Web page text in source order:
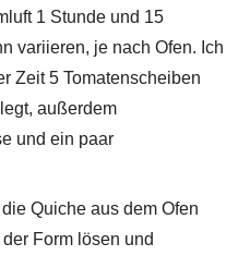
1 Stunde und 15
variieren, je nach Ofen. Ich
Zeit 5 Tomatenscheiben
außerdem
und ein paar
Quiche aus dem Ofen
Form lösen und